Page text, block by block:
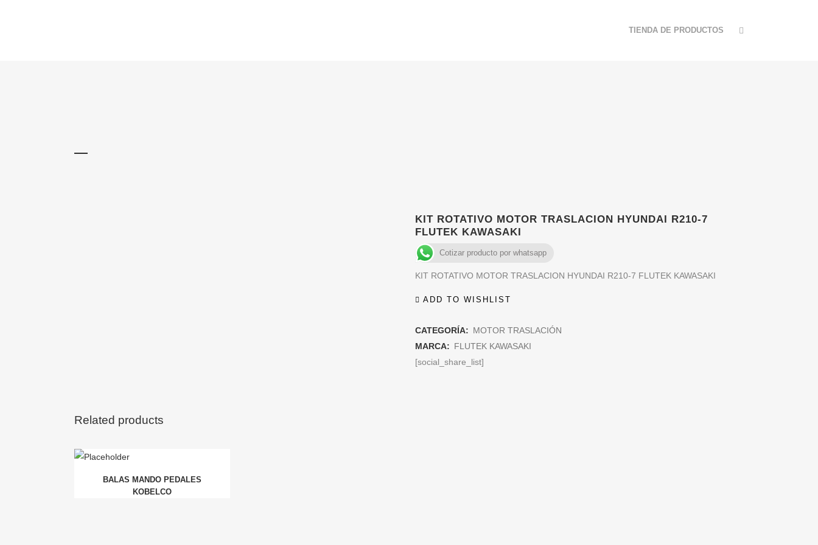
TIENDA DE PRODUCTOS
KIT ROTATIVO MOTOR TRASLACION HYUNDAI R210-7
FLUTEK KAWASAKI
Cotizar producto por whatsapp
KIT ROTATIVO MOTOR TRASLACION HYUNDAI R210-7 FLUTEK KAWASAKI
ADD TO WISHLIST
CATEGORÍA: MOTOR TRASLACIÓN
MARCA: FLUTEK KAWASAKI
[social_share_list]
Related products
BALAS MANDO PEDALES
KOBELCO